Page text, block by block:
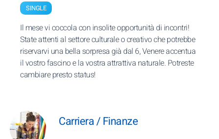
SINGLE
Il mese vi coccola con insolite opportunità di incontri!
State attenti al settore culturale o creativo che potrebbe
riservarvi una bella sorpresa già dal 6, Venere accentua
il vostro fascino e la vostra attrattiva naturale. Potreste
cambiare presto status!
Carriera / Finanze